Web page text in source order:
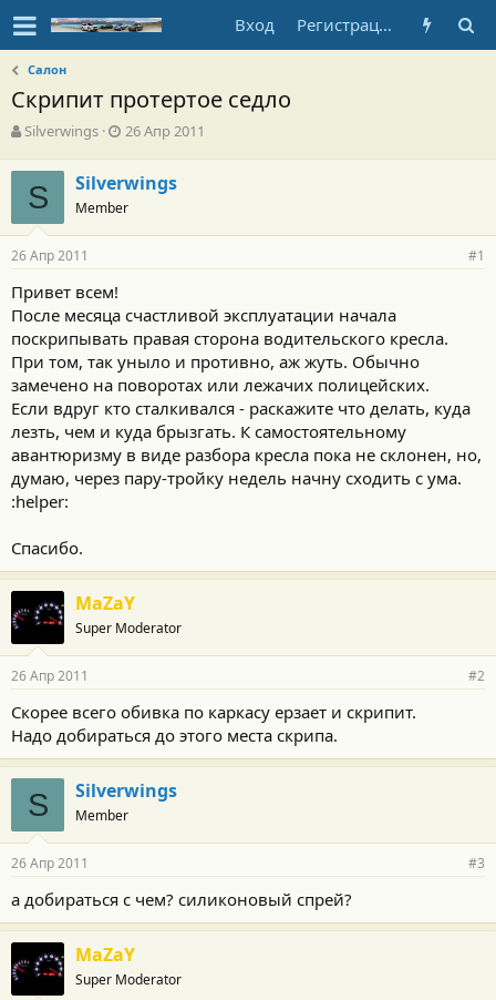
Вход Регистрация
Салон
Скрипит протертое седло
А
т
о
р
т
е
м
ы
Silverwings
Д
а
н
а
а
26 Апр 2011
S Silverwings
Member
26 Апр 2011 #1
Привет всем!
После месяца счастливой эксплуатации начала
поскрипывать правая сторона водительского кресла.
При том, так уныло и противно, аж жуть. Обычно
замечено на поворотах или лежачих полицейских.
Если вдруг кто сталкивался - раскажите что делать, куда
лезть, чем и куда брызгать. К самостоятельному
авантюризму в виде разбора кресла пока не склонен, но,
думаю, через пару-тройку недель начну сходить с ума.
:helper:
Спасибо.
MaZaY
Super Moderator
26 Апр 2011 #2
Скорее всего обивка по каркасу ерзает и скрипит.
Надо добираться до этого места скрипа.
S Silverwings
Member
26 Апр 2011 #3
а добираться с чем? силиконовый спрей?
MaZaY
Super Moderator